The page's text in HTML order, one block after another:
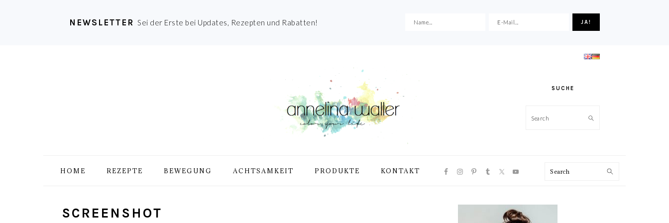
NEWSLETTER Sei der Erste bei Updates, Rezepten und Rabatten!
SUCHE
Search
HOME REZEPTE BEWEGUNG ACHTSAMKEIT PRODUKTE KONTAKT
NAVIGATION
ICONS
Search
SCREENSHOT